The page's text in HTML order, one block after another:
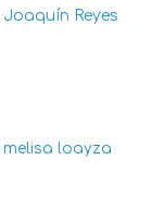
Joaquín Reyes
melisa loayza